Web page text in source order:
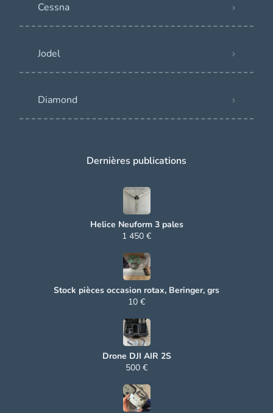
Cessna
Jodel
Diamond
Dernières publications
Helice Neuform 3 pales
1 450 €
Stock pièces occasion rotax, Beringer, grs
10 €
Drone DJI AIR 2S
500 €